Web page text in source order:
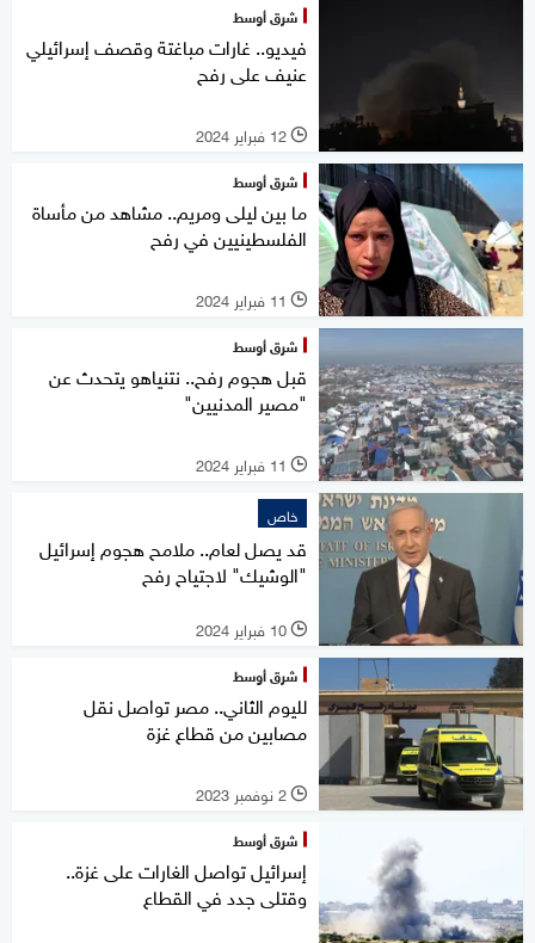
شرق أوسط
فيديو.. غارات مباغتة وقصف إسرائيلي
عنيف على رفح
l 12 فبراير 2024
شرق أوسط
ما بين ليلى ومريم.. مشاهد من مأساة
الفلسطينيين في رفح
l 11 فبراير 2024
شرق أوسط
قبل هجوم رفح.. نتنياهو يتحدث عن
"مصير المدنيين"
l 11 فبراير 2024
خاص
قد يصل لعام.. ملامح هجوم إسرائيل
"الوشيك" لاجتياح رفح
l 10 فبراير 2024
شرق أوسط
لليوم الثاني.. مصر تواصل نقل
مصابين من قطاع غزة
l 2 نوفمبر 2023
شرق أوسط
إسرائيل تواصل الغارات على غزة..
وقتلى جدد في القطاع